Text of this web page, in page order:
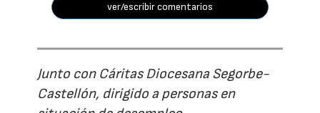
ver/escribir comentarios
Junto con Cáritas Diocesana Segorbe-
Castellón, dirigido a personas en